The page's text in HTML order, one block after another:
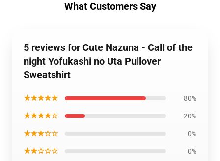
What Customers Say
5 reviews for Cute Nazuna - Call of the
night Yofukashi no Uta Pullover
Sweatshirt
★★★★★ 80%
★★★★☆ 20%
★★★☆☆ 0%
★★☆☆☆ 0%